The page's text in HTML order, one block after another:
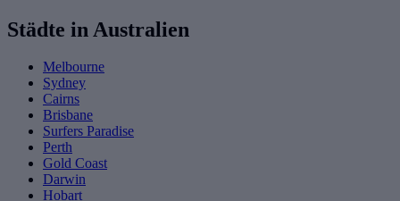
Städte in Australien
Melbourne
Sydney
Cairns
Brisbane
Surfers Paradise
Perth
Gold Coast
Darwin
Hobart